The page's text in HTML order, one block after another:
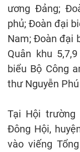
ương Đảng;
phủ; Đoàn đại
Nam; Đoàn đại
Quân khu
biểu Bộ Công
thư Nguyễn
Tại Hội
Đông Hội,
vào viếng